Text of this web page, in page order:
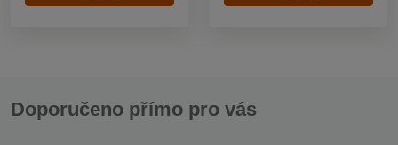
Doporučeno přímo pro vás